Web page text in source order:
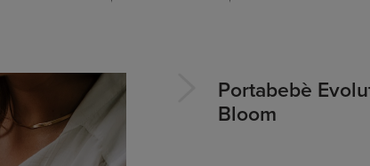
Portabebè
Bloom